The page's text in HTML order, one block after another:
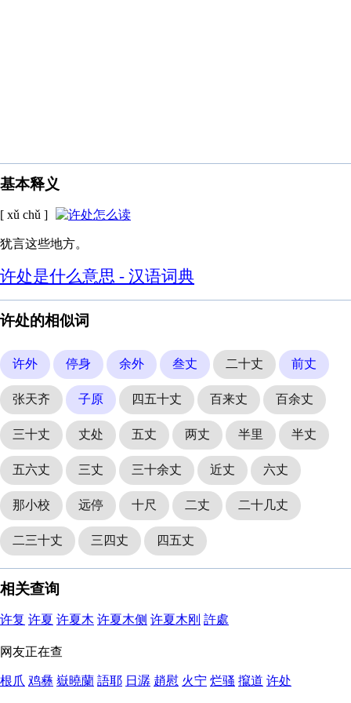
基本释义
[ xǔ chǔ ]
犹言这些地方。
许处是什么意思 - 汉语词典
许处的相似词
许外 停身 余外 叁丈 二十丈 前丈
张天齐 子原 四五十丈 百来丈 百余丈
三十丈 丈处 五丈 两丈 半里 半丈
五六丈 三丈 三十余丈 近丈 六丈
那小校 远停 十尺 二丈 二十几丈
二三十丈 三四丈 四五丈
相关查询
许复 许夏 许夏木 许夏木侧 许夏木刚 許處
网友正在查
根爪 鸡彝 嶽曉蘭 語耶 日潺 趙慰 火宁 烂骚 攛道 许处